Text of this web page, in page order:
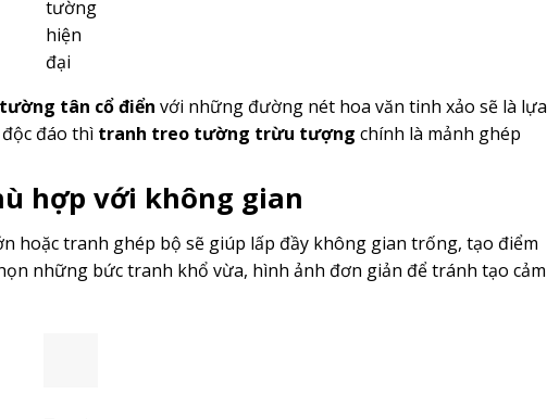
tường
hiện
đại
tân cổ điển với những đường nét hoa văn tinh xảo sẽ là lựa
đáo thì tranh treo tường trừu tượng chính là mảnh ghép
hợp với không gian
hoặc tranh ghép bộ sẽ giúp lấp đầy không gian trống, tạo điểm
những bức tranh khổ vừa, hình ảnh đơn giản để tránh tạo cảm